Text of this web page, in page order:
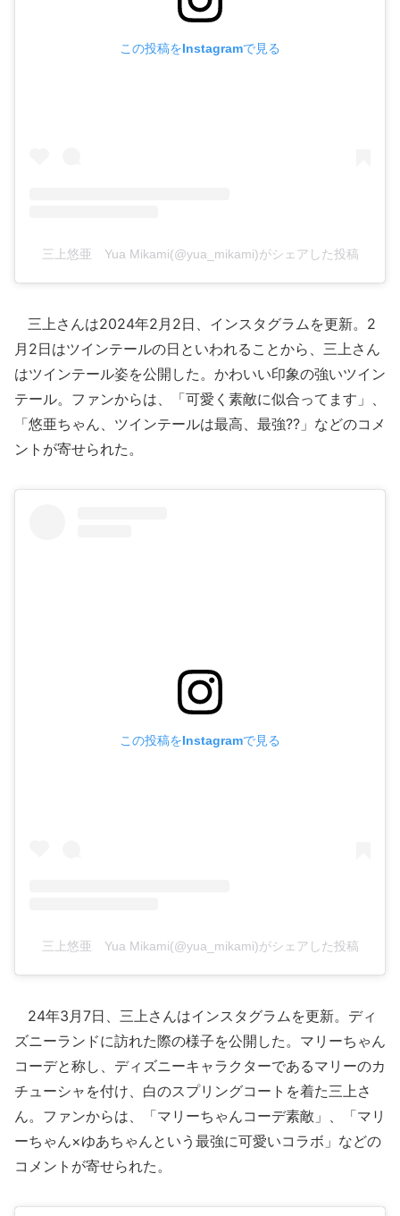
この投稿をInstagramで見る
三上悠亜 Yua Mikami(@yua_mikami)がシェアした投稿
三上さんは2024年2月2日、インスタグラムを更新。2
月2日はツインテールの日といわれることから、三上さん
はツインテール姿を公開した。かわいい印象の強いツイン
テール。ファンからは、「可愛く素敵に似合ってます」、
「悠亜ちゃん、ツインテールは最高、最強??」などのコメ
ントが寄せられた。
この投稿をInstagramで見る
三上悠亜 Yua Mikami(@yua_mikami)がシェアした投稿
24年3月7日、三上さんはインスタグラムを更新。ディ
ズニーランドに訪れた際の様子を公開した。マリーちゃん
コーデと称し、ディズニーキャラクターであるマリーのカ
チューシャを付け、白のスプリングコートを着た三上さ
ん。ファンからは、「マリーちゃんコーデ素敵」、「マリ
ーちゃん×ゆあちゃんという最強に可愛いコラボ」などの
コメントが寄せられた。